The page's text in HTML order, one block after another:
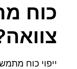
?
כוח מתמשך